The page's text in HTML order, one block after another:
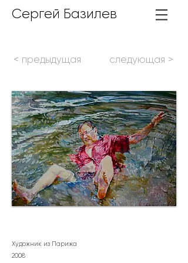
Сергей Базилев
< предыдущая следующая >
Художник из Парижа
2008